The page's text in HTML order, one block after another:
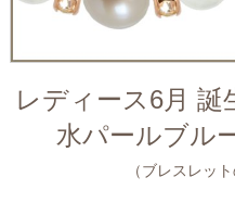
レディース6月 誕
水パールブル
（ブレスレッ